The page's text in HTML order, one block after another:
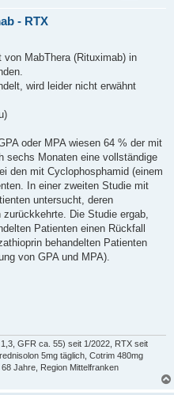
- RTX
von MabThera (Rituximab) in
wird leider nicht erwähnt
oder MPA wiesen 64 % der mit
sechs Monaten eine vollständige
den mit Cyclophosphamid (einem
In einer zweiten Studie mit
untersucht, deren
Die Studie ergab,
Patienten einen Rückfall
behandelten Patienten
von GPA und MPA).
GFR ca. 55) seit 1/2022, RTX seit
5mg täglich, Cotrim 480mg
Jahre, Region Mittelfranken